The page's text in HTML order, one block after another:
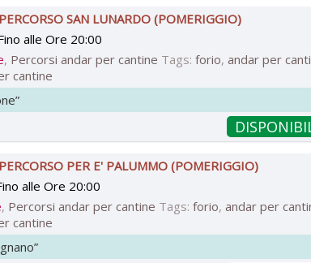
SAN LUNARDO (POMERIGGIO)
alle Ore 20:00
, Percorsi andar per cantine Tags:forio,andar per
cantine
PER E' PALUMMO (POMERIGGIO)
alle Ore 20:00
, Percorsi andar per cantine Tags:forio,andar per
cantine